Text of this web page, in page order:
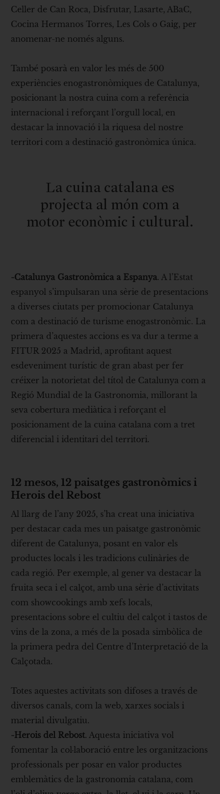
Celler de Can Roca, Disfrutar, Lasarte, ABaC,
Cocina Hermanos Torres, Les Cols o Gaig, per
anomenar-ne només alguns.
També posarà en valor les més de 500
experiències enogastronòmiques de Catalunya,
posicionant la nostra cuina com a referència
internacional i reforçant l’orgull local, en
destacar la innovació i la riquesa del nostre
territori com a destinació gastronòmica única.
La cuina catalana es
projecta al món com a
motor econòmic i cultural.
-Catalunya Gastronòmica a Espanya. A l’Estat
espanyol s’impulsaran una sèrie de presentacions
a diverses ciutats per promocionar Catalunya
com a destinació de turisme enogastronòmic. La
primera d’aquestes accions es va dur a terme a
FITUR 2025 a Madrid, aprofitant aquest
esdeveniment turístic de gran abast per fer
créixer la notorietat del títol de Catalunya com a
Regió Mundial de la Gastronomia, millorant la
seva cobertura mediàtica i reforçant el
posicionament de la cuina catalana com a tret
diferencial i identitari del territori.
12 mesos, 12 paisatges gastronòmics i
Herois del Rebost
Al llarg de l’any 2025, s’ha creat una iniciativa
per destacar cada mes un paisatge gastronòmic
diferent de Catalunya, posant en valor els
productes locals i les tradicions culinàries de
cada regió. Per exemple, al gener va destacar la
fruita seca i el calçot, amb una sèrie d’activitats
com showcookings amb xefs locals,
presentacions sobre el cultiu del calçot i tastos de
vins de la zona, a més de la posada simbòlica de
la primera pedra del Centre d’Interpretació de la
Calçotada.
Totes aquestes activitats son difoses a través de
diversos canals, com la web, xarxes socials i
material divulgatiu.
-Herois del Rebost. Aquesta iniciativa vol
fomentar la col·laboració entre les organitzacions
professionals per posar en valor productes
emblemàtics de la gastronomia catalana, com